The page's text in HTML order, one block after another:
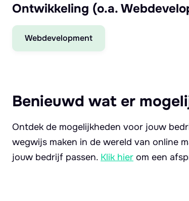
Ontwikkeling (o.a.
Webdevelopment
Benieuwd wat er
Ontdek de mogelijkheden voor jouw
wegwijs maken in de wereld van online
jouw bedrijf passen. Klik hier om een